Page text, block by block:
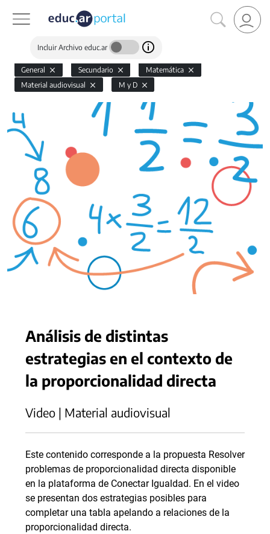
Incluir Archivo educ.ar
General Secundario
Matemática
Material audiovisual
M y D
Análisis de distintas
estrategias en el contexto de
la proporcionalidad directa
Video | Material audiovisual
Este contenido corresponde a la propuesta Resolver
problemas de proporcionalidad directa disponible
en la plataforma de Conectar Igualdad. En el video
se presentan dos estrategias posibles para
completar una tabla apelando a relaciones de la
proporcionalidad directa.